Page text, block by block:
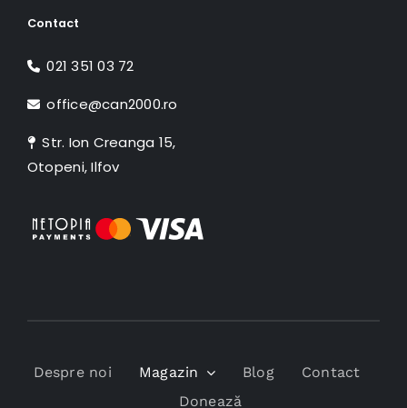
Contact
021 351 03 72
office@can2000.ro
Str. Ion Creanga 15,
Otopeni, Ilfov
Despre noi Magazin Blog
Contact
Donează